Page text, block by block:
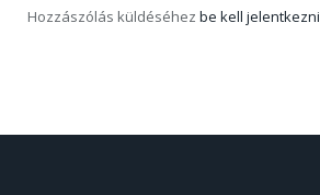
Hozzászólás küldéséhez be kell jelentkezni